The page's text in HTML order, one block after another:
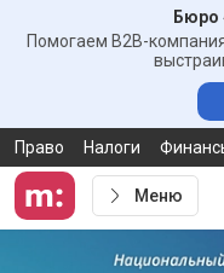
Бюро
Помогаем B2B-
Право Налоги
Меню